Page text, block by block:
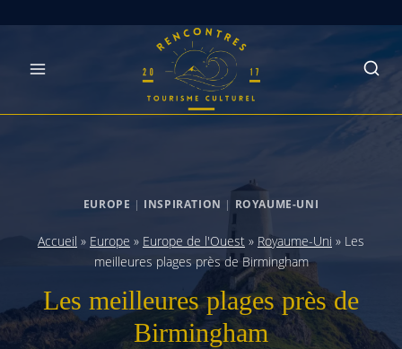
EUROPE | INSPIRATION | ROYAUME-UNI
Accueil » Europe » Europe de l'Ouest » Royaume-Uni » Les
meilleures plages près de Birmingham
Les meilleures plages près de
Birmingham